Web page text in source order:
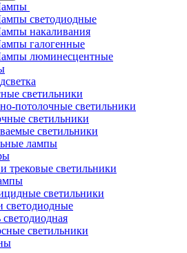
светодиодные
накаливания
галогенные
люминесцентные
светильники
потолочные светильники
светильники
светильники
лампы
трековые светильники
светильники
светодиодные
светильники